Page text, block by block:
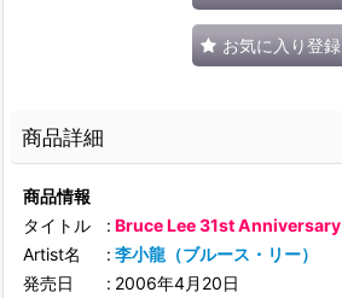
お気に入り登録
商品詳細
商品情報
タイトル
: Bruce Lee 31st
Artist名
: 李小龍（ブルース・リー）
発売日
: 2006年4月20日